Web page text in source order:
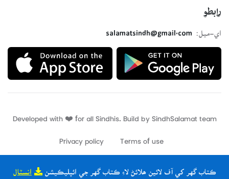
ڪتاب گهر کي آف لائين ھلائڻ لاءِ ڪتاب گهر جي ائپليڪيشن انسٽال
رابطو
اي-ميل:
salamatsindh@gmail.com
Developed with ❤️ for all Sindhis. Build by SindhSalamat
Terms of use
Privacy policy